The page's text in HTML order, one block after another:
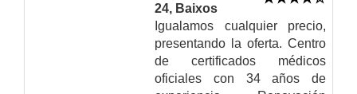
24, Baixos
Igualamos cualquier precio,
presentando la oferta. Centro
de certificados médicos
oficiales con 34 años de